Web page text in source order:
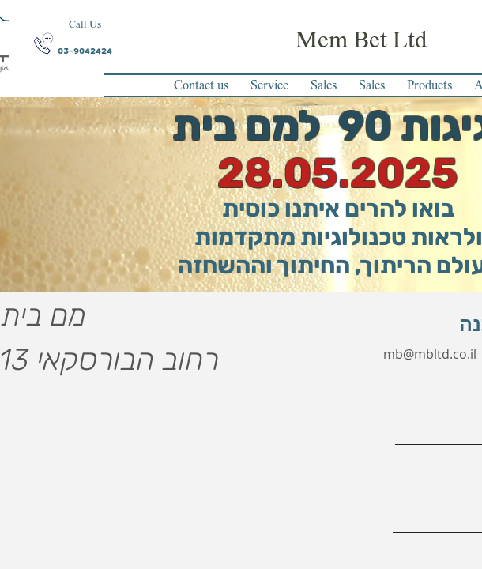
Call Us
03-9042424 Mem Bet Ltd
Contact us Service Sales Sales Products
90 למם בית
בואו להרים איתנו כוסית
ולראות טכנולוגיות מתקדמות
הריתוך, החיתוך וההשחזה
28.05.2025
מם בית
רחוב הבורסקאי 13 פתח תקווה
mb@mbltd.co.il